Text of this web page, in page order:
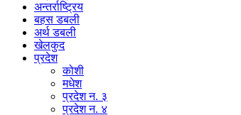
अन्तर्राष्ट्रिय
बहस डबली
अर्थ डबली
खेलकुद
प्रदेश
कोशी
मधेश
प्रदेश न. ३
प्रदेश न. ४